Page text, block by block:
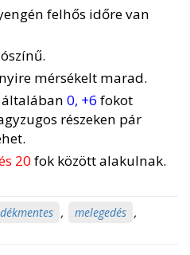
felhős időre van
mérsékelt marad.
0, +6 fokot
részeken pár
20fok között alakulnak.
, melegedés ,